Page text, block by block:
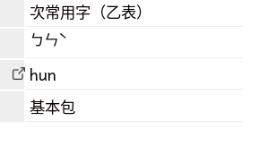
次常用字（乙表）
ㄅㄣˋ
hun
基本包